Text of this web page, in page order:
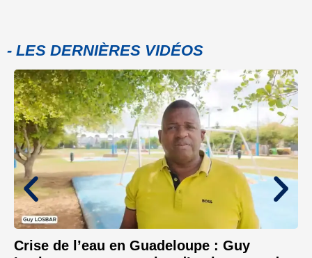
- LES DERNIÈRES VIDÉOS
Crise de l’eau en Guadeloupe : Guy